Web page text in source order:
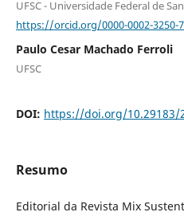
UFSC - Universidade Federal de
https://orcid.org/0000-0002-3250-
Paulo Cesar Machado Ferroli
UFSC
DOI: https://doi.org/10.29183/
Resumo
Editorial da Revista Mix